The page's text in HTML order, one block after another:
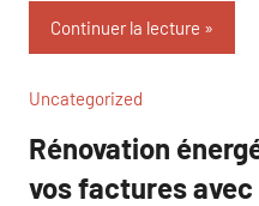
Continuer la lecture
Uncategorized
Rénovation
vos factures